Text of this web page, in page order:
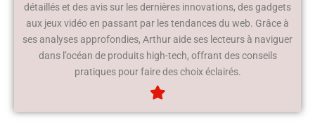
détaillés et des avis sur les dernières innovations, des gadgets
aux jeux vidéo en passant par les tendances du web. Grâce à
ses analyses approfondies, Arthur aide ses lecteurs à naviguer
dans l’océan de produits high-tech, offrant des conseils
pratiques pour faire des choix éclairés.